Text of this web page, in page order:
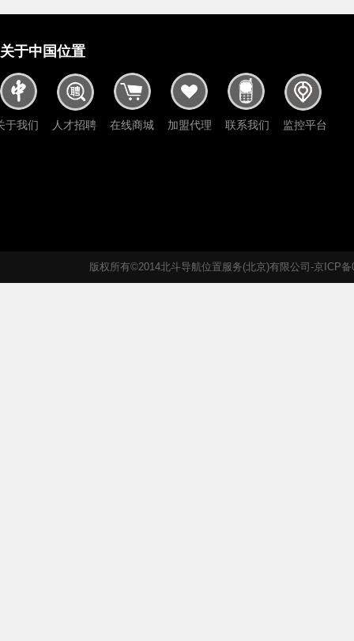
关于中国位置
于我们 人才招聘 在线商城 加盟代理 联系我们 监控平台
版权所有©2014北斗导航位置服务(北京)有限公司-京ICP